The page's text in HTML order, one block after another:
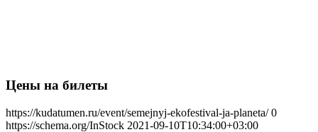
Цены на билеты
https://kudatumen.ru/event/semejnyj-ekofestival-ja-planeta/ 0
https://schema.org/InStock 2021-09-10T10:34:00+03:00